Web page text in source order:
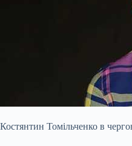
Костянтин Томільченко в